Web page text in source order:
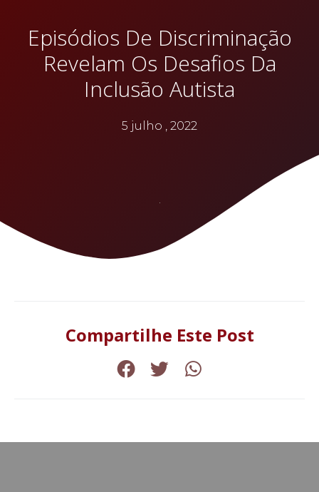
Episódios De Discriminação
Revelam Os Desafios Da
Inclusão Autista
5 julho , 2022
Compartilhe Este Post